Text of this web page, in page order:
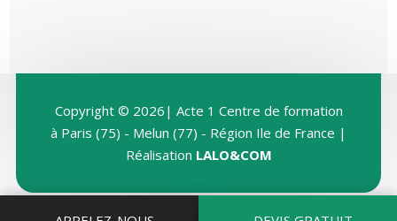
Copyright © 2026| Acte 1 Centre de formation
à Paris (75) - Melun (77) - Région Ile de France |
Réalisation LALO&COM